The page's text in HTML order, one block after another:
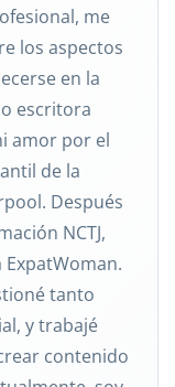
me
los aspectos
en la
escritora
amor por el
de la
Después
NCTJ,
tanto
y trabajé
contenido